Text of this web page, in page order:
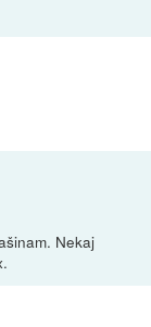
Nekaj